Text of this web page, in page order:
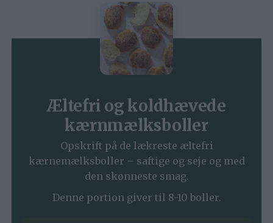
Æltefri og koldhævede
kærnmælksboller
Opskrift på de lækreste æltefri
kærnemælksboller – saftige og seje og med
den skønneste smag.
Denne portion giver til 8-10 boller.